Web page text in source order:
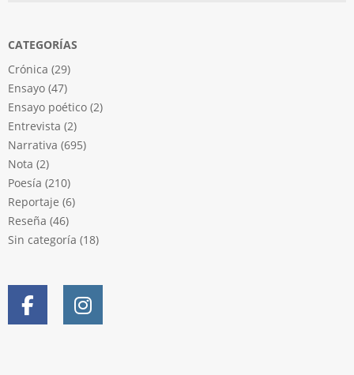
CATEGORÍAS
Crónica (29)
Ensayo (47)
Ensayo poético (2)
Entrevista (2)
Narrativa (695)
Nota (2)
Poesía (210)
Reportaje (6)
Reseña (46)
Sin categoría (18)